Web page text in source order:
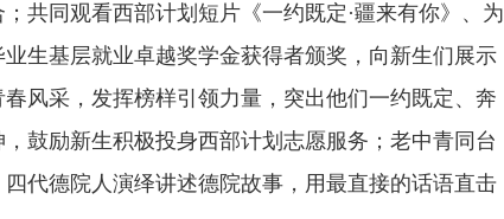
共同观看西部计划短片《一约既定·疆来有你》、为
生基层就业卓越奖学金获得者颁奖，向新生们展示
风采，发挥榜样引领力量，突出他们一约既定、奔
鼓励新生积极投身西部计划志愿服务；老中青同台
代德院人演绎讲述德院故事，用最直接的话语直击